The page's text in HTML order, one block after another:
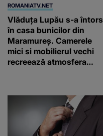
ROMANIATV.NET
Vlăduța Lupău s-a întors
în casa bunicilor din
Maramureș. Camerele
mici si mobilierul vechi
recreează atmosfera